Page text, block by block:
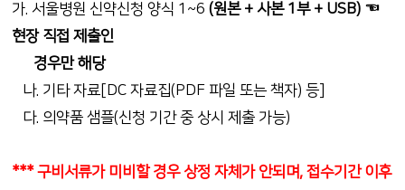
가. 서울병원 신약신청 양식 1~6(원본 + 사본 1부 + USB) ☜
현장 직접 제출인
경우만 해당
나. 기타 자료[DC 자료집(PDF 파일 또는 책자) 등]
다. 의약품 샘플(신청 기간 중 상시 제출 가능)
*** 구비서류가 미비할 경우 상정 자체가 안되며, 접수기간 이후